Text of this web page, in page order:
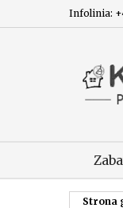
Infolinia:
Strona